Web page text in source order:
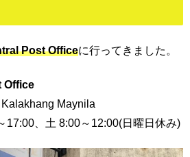
Post Officeに行ってきました。
Office
Maynila
17:00、土 8:00～12:00(日曜日休み)